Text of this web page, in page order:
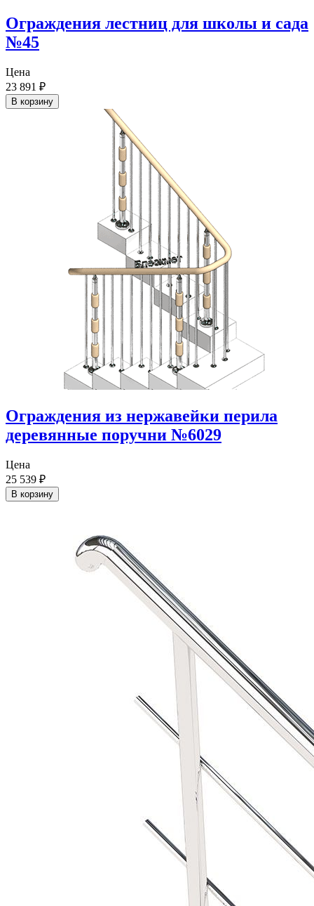
Ограждения лестниц для школы и сада
№45
Цена
23 891 ₽
В корзину
Ограждения из нержавейки перила
деревянные поручни №6029
Цена
25 539 ₽
В корзину